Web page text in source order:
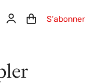
ConnexionPanier (0)
S'abonner